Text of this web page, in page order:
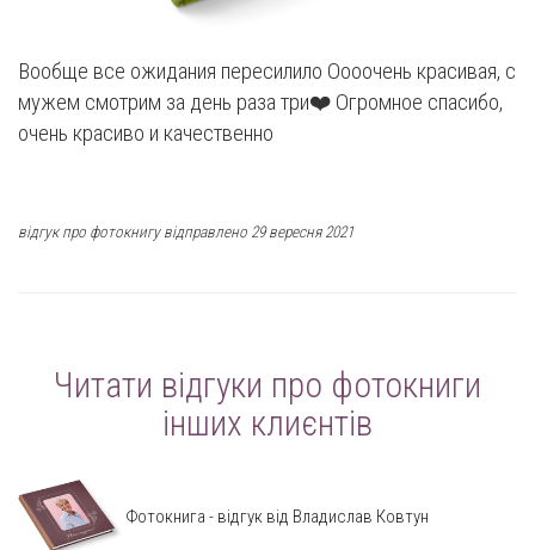
Вообще все ожидания пересилило Оооочень красивая, с
мужем смотрим за день раза три❤️ Огромное спасибо,
очень красиво и качественно
відгук про фотокнигу відправлено 29 вересня 2021
Читати відгуки про фотокниги
інших клиєнтів
Фотокнига - відгук від Владислав Ковтун